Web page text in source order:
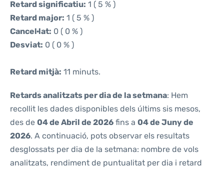
Retard significatiu: 1 ( 5 % )
Retard major: 1 ( 5 % )
Cancel·lat: 0 ( 0 % )
Desviat: 0 ( 0 % )
Retard mitjà: 11 minuts.
Retards analitzats per dia de la setmana: Hem
recollit les dades disponibles dels últims sis mesos,
des de 04 de Abril de 2026 fins a 04 de Juny de
2026. A continuació, pots observar els resultats
desglossats per dia de la setmana: nombre de vols
analitzats, rendiment de puntualitat per dia i retard